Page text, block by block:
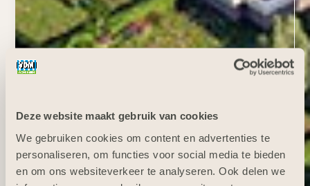
Deze website maakt gebruik van cookies
We gebruiken cookies om content en advertenties te
personaliseren, om functies voor social media te bieden
en om ons websiteverkeer te analyseren. Ook delen we